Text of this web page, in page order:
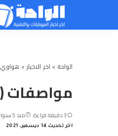
الواحة > اخر الاخبار > هواوي
مواصفات Huawei Y5 Prime (2018)
3 دقيقة قراءة منذ 5 سنوات
اخر تحديث 14 ديسمبر، 2021